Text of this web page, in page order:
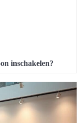
inschakelen?